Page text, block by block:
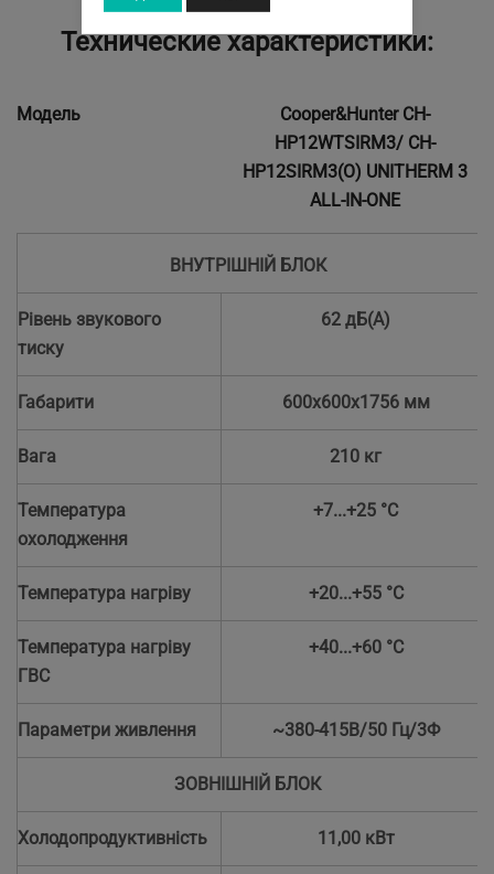
Технические характеристики:
Модель
Cooper&Hunter CH-
HP12WTSIRM3/ CH-
HP12SIRM3(O) UNITHERM 3
ALL-IN-ONE
ВНУТРІШНІЙ БЛОК
Рівень звукового
тиску
62 дБ(А)
Габарити 600х600х1756 мм
Вага 210 кг
Температура
охолодження
+7...+25 °С
Температура нагріву +20...+55 °С
Температура нагріву
ГВС
+40...+60 °С
Параметри живлення ~380-415В/50 Гц/3Ф
ЗОВНІШНІЙ БЛОК
Холодопродуктивність 11,00 кВт